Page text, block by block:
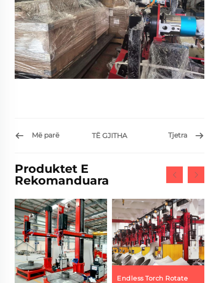
Më parë TË GJITHA Tjetra
Produktet E
Rekomanduara
Endless Torch Rotate